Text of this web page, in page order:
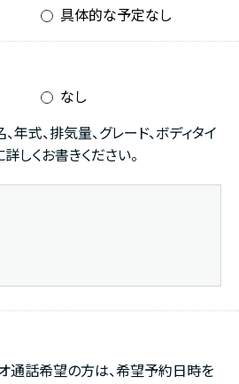
具体的な予定なし
なし
年式、排気量、グレード、ボディタイ
しくお書きください。
通話希望の方は、希望予約日時を